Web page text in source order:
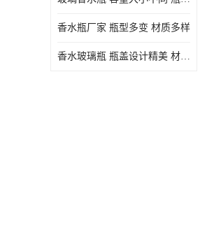
香水瓶厂家 瓶型多变 材质多样
香水玻璃瓶 瓶盖设计精美 材质多样